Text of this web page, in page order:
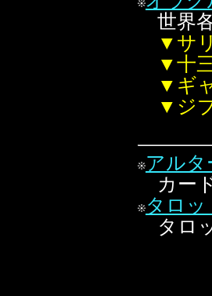
世界
▼サ
▼十
▼ギ
▼ジ
アル
カー
タロ
タロ